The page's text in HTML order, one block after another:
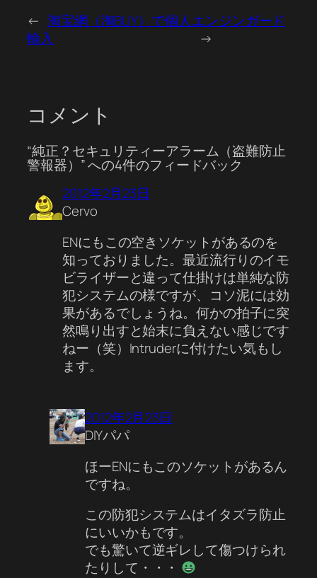
← 淘宝網（淘BUY）で個人
輸入
エンジンガード
→
コメント
“純正？セキュリティーアラーム（盗難防止
警報器）” への4件のフィードバック
2012年2月23日
Cervo
ENにもこの空きソケットがあるのを
知っておりました。最近流行りのイモ
ビライザーと違って仕掛けは単純な防
犯システムの様ですが、コソ泥には効
果があるでしょうね。何かの拍子に突
然鳴り出すと始末に負えない感じです
ねー（笑）Intruderに付けたい気もし
ます。
2012年2月23日
DIYパパ
ほーENにもこのソケットがあるん
ですね。
この防犯システムはイタズラ防止
にいいかもです。
でも驚いて逆ギレして傷つけられ
たりして・・・